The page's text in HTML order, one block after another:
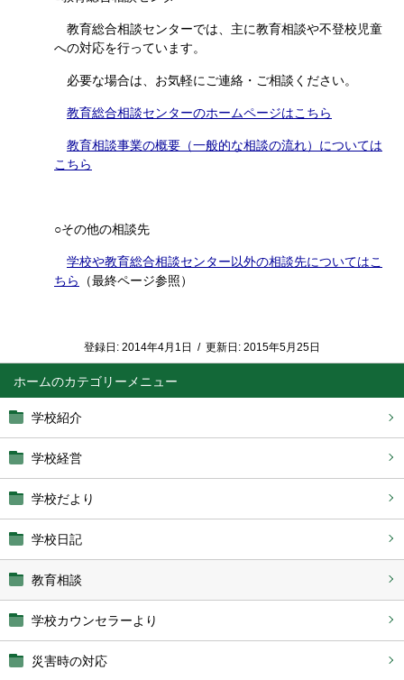
ホーム
学校紹介
学校経営
学校だより
学校日記
教育相談
学校カウンセラーより
災害時の対応
教育総合相談センターでは、主に教育相談や不登校児童
への対応を行っています。
必要な場合は、お気軽にご連絡・ご相談ください。
教育総合相談センターのホームページはこちら
教育相談事業の概要（一般的な相談の流れ）については
こちら
○その他の相談先
学校や教育総合相談センター以外の相談先についてはこ
ちら
（最終ページ参照）
登録日: 2014年4月1日 / 更新日: 2015年5月25日